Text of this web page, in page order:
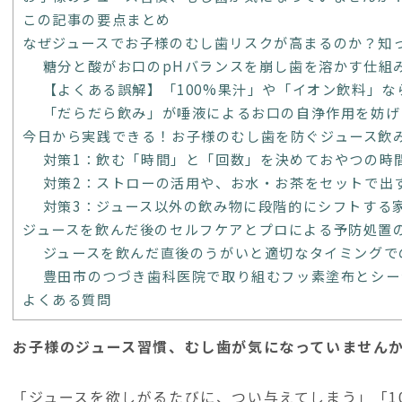
この記事の要点まとめ
なぜジュースでお子様のむし歯リスクが高まるのか？知
糖分と酸がお口のpHバランスを崩し歯を溶かす仕組
【よくある誤解】「100%果汁」や「イオン飲料」
「だらだら飲み」が唾液によるお口の自浄作用を妨
今日から実践できる！お子様のむし歯を防ぐジュース飲
対策1：飲む「時間」と「回数」を決めておやつの時
対策2：ストローの活用や、お水・お茶をセットで出
対策3：ジュース以外の飲み物に段階的にシフトする
ジュースを飲んだ後のセルフケアとプロによる予防処置
ジュースを飲んだ直後のうがいと適切なタイミング
豊田市のつづき歯科医院で取り組むフッ素塗布とシ
よくある質問
お子様のジュース習慣、むし歯が気になっていません
「ジュースを欲しがるたびに、つい与えてしまう」